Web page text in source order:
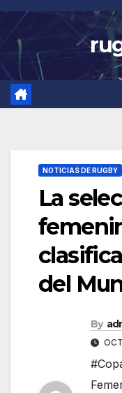
Skip
to
content
NOTICIAS DE RUGBY
La
del
By